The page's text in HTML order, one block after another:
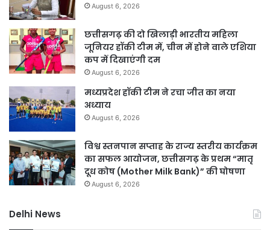
August 6, 2026
छत्तीसगढ़ की दो खिलाड़ी भारतीय महिला
जूनियर हॉकी टीम में, चीन में होने वाले एशिया
कप में दिखाएंगी दम
August 6, 2026
मध्यप्रदेश हॉकी टीम ने रचा जीत का नया
अध्याय
August 6, 2026
विश्व स्तनपान सप्ताह के राज्य स्तरीय कार्यक्रम
का सफल आयोजन, छत्तीसगढ़ के प्रथम “मातृ
दूध कोष (Mother Milk Bank)” की घोषणा
August 6, 2026
Delhi News